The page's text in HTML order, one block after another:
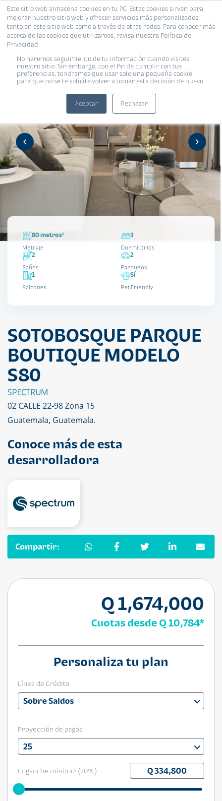
Este sitio web almacena cookies en tu PC. Estas cookies sirven para
mejorar nuestro sitio web y ofrecer servicios más personalizados,
tanto en este sitio web como a través de otras redes. Para conocer más
acerca de las cookies que utilizamos, revisa nuestra Política de
Privacidad.
No haremos seguimiento de tu información cuando visites
nuestro sitio. Sin embargo, con el fin de cumplir con tus
preferencias, tendremos que usar solo una pequeña cookie
para que no se te solicite volver a tomar esta decisión de nuevo.
Aceptar Rechazar
80 metros²
Metraje
3
Dormitorios
2
Baños
2
Parqueos
1
Balcones
Sí
Pet Friendly
SOTOBOSQUE PARQUE
BOUTIQUE MODELO
S80
SPECTRUM
02 CALLE 22-98 Zona 15
Guatemala, Guatemala.
Conoce más de esta
desarrolladora
Compartir:
Q 1,674,000
Cuotas desdeQ 10,784*
Personaliza tu plan
Línea de Crédito
Sobre Saldos
Proyección de pagos
25
Enganche mínimo: (20%)